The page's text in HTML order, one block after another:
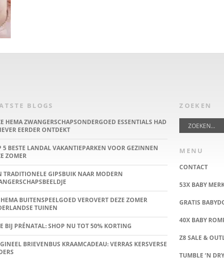
BLOGS
HEMA ZWANGERSCHAPSONDERGOED ESSENTIALS HAD
EERDER ONTDEKT
5 BESTE LANDAL VAKANTIEPARKEN VOOR GEZINNEN
ZOMER
TRADITIONELE GIPSBUIK NAAR MODERN
BUITENSPEELGOED VEROVERT DEZE ZOMER
TUINEN
BIJ PRÉNATAL: SHOP NU TOT 50% KORTING
BRIEVENBUS KRAAMCADEAU: VERRAS KERSVERSE
ZOEKEN
MENU
CONTACT
53X BABY
GRATIS
40X BABY
Z8 SALE &
TUMBLE ‘N